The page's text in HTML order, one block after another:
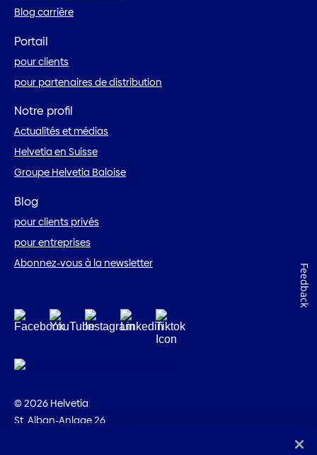
Blog carrière
Portail
pour clients
pour partenaires de distribution
Notre profil
Actualités et médias
Helvetia en Suisse
Groupe Helvetia Baloise
Blog
pour clients privés
pour entreprises
Abonnez-vous à la newsletter
© 2026 Helvetia
St. Alban-Anlage 26
Feedback